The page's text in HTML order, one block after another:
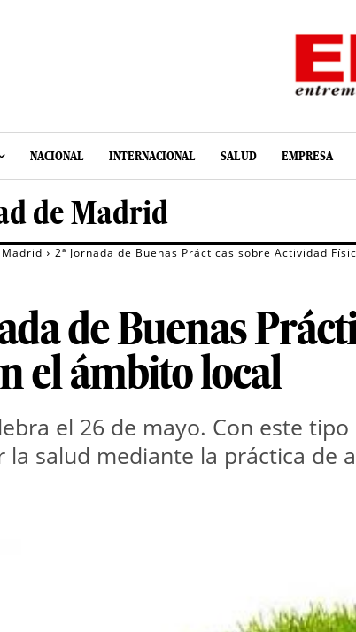
NACIONAL INTERNACIONAL SALUD EMPRESA
de Madrid
2ª Jornada de Buenas Prácticas sobre Actividad
de Buenas
el ámbito local
el 26 de mayo. Con este
la salud mediante la práctica de